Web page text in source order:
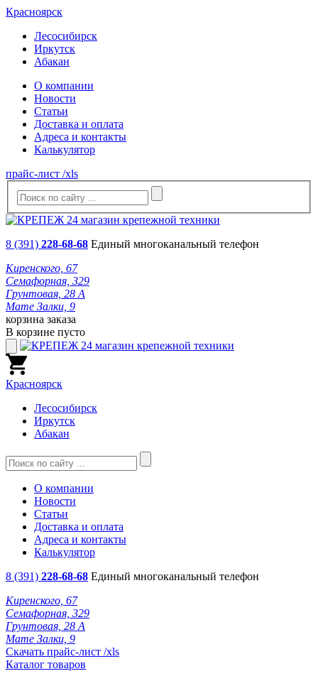
Красноярск
Лесосибирск
Иркутск
Абакан
О компании
Новости
Статьи
Доставка и оплата
Адреса и контакты
Калькулятор
прайс-лист /xls
8 (391) 228-68-68 Единый многоканальный телефон
Киренского, 67
Семафорная, 329
Грунтовая, 28 А
Мате Залки, 9
корзина заказа
В корзине пусто
Красноярск
Лесосибирск
Иркутск
Абакан
О компании
Новости
Статьи
Доставка и оплата
Адреса и контакты
Калькулятор
8 (391) 228-68-68 Единый многоканальный телефон
Киренского, 67
Семафорная, 329
Грунтовая, 28 А
Мате Залки, 9
Скачать прайс-лист /xls
Каталог товаров